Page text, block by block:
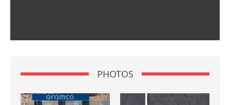
PHOTOS